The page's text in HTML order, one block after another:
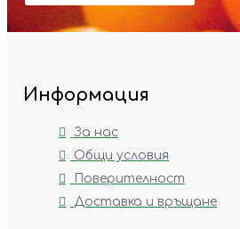
Информация
За нас
Общи условия
Поверителност
Доставка и връщане